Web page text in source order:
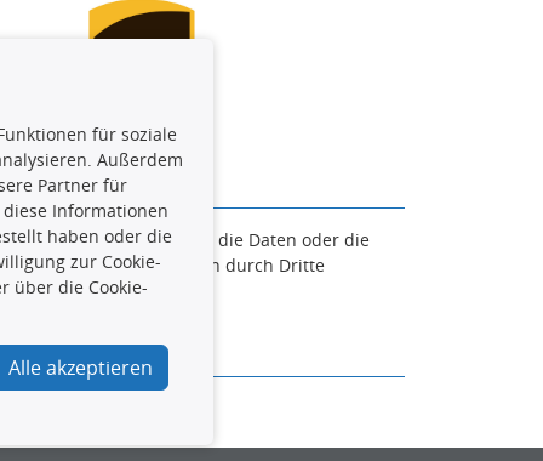
Es ist zu unterlassen, die Daten oder die
oder diese Handlungen durch Dritte
verfolgt.
für soziale
Außerdem
Partner für
Informationen
haben oder die
zur Cookie-
über die Cookie-
Alle akzeptieren